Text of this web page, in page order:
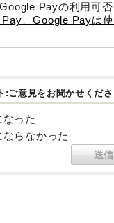
Payの利用可否
、Google Payは使
:ご意見をお聞かせくだ
った
らなかった